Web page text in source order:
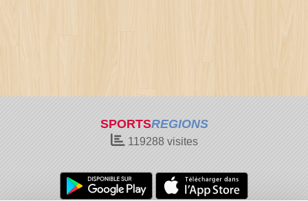
SPORTSREGIONS
119288 visites